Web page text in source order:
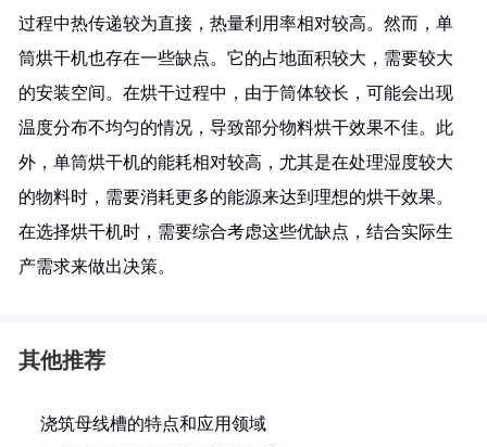
过程中热传递较为直接，热量利用率相对较高。然而，单
筒烘干机也存在一些缺点。它的占地面积较大，需要较大
的安装空间。在烘干过程中，由于筒体较长，可能会出现
温度分布不均匀的情况，导致部分物料烘干效果不佳。此
外，单筒烘干机的能耗相对较高，尤其是在处理湿度较大
的物料时，需要消耗更多的能源来达到理想的烘干效果。
在选择烘干机时，需要综合考虑这些优缺点，结合实际生
产需求来做出决策。
其他推荐
浇筑母线槽的特点和应用领域